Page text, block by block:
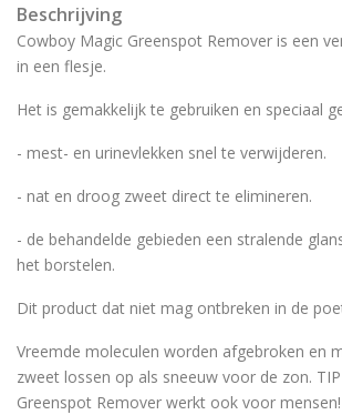
Beschrijving
Cowboy Magic Greenspot Remover is een
in een flesje.
Het is gemakkelijk te gebruiken en speciaal
- mest- en urinevlekken snel te verwijderen.
- nat en droog zweet direct te elimineren.
- de behandelde gebieden een stralende
het borstelen.
Dit product dat niet mag ontbreken in de
Vreemde moleculen worden afgebroken en
zweet lossen op als sneeuw voor de zon.
Greenspot Remover werkt ook voor